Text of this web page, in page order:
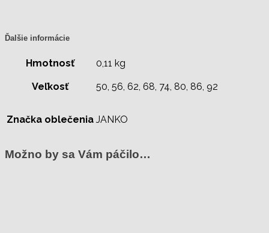
Ďalšie informácie
Hmotnosť 0,11 kg
Veľkosť 50, 56, 62, 68, 74, 80, 86, 92
Značka oblečenia JANKO
Možno by sa Vám páčilo…